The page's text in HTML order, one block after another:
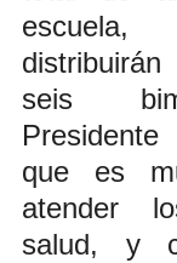
seis
que es
atender
salud, y